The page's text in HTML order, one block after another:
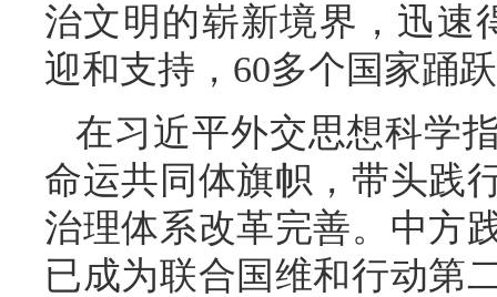
治文明的崭新境界，迅速
迎和支持，60多个国家踊
在习近平外交思想科学
命运共同体旗帜，带头践
治理体系改革完善。中方
已成为联合国维和行动第